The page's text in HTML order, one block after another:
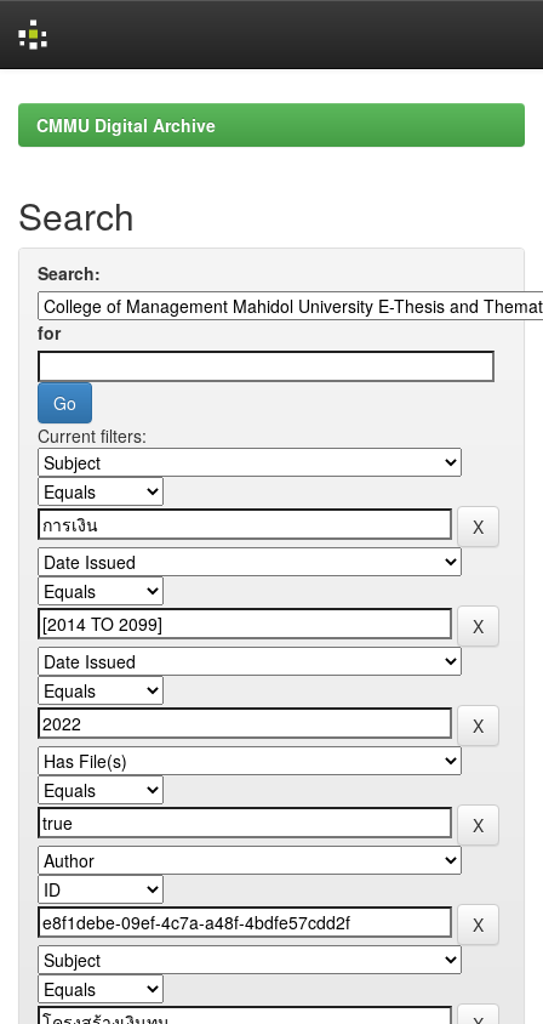
navigationCMMU Digital Archive
Search
Search:
for
Current filters: